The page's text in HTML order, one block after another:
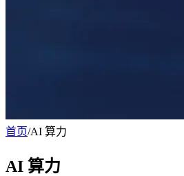
首页/AI 算力
AI 算力